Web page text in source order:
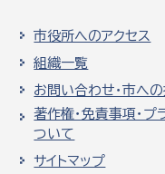
市役所へのアクセス
組織一覧
お問い合わせ・市へ
著作権・免責事項・プ
ついて
サイトマップ